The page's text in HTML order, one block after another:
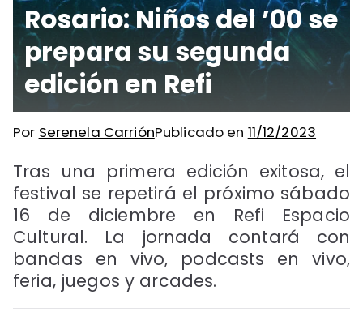
Rosario: Niños del ’00 se
prepara su segunda
edición en Refi
Por Serenela CarriónPublicado en 11/12/2023
Tras una primera edición exitosa, el
festival se repetirá el próximo sábado
16 de diciembre en Refi Espacio
Cultural. La jornada contará con
bandas en vivo, podcasts en vivo,
feria, juegos y arcades.